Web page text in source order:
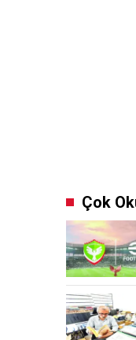
Çok